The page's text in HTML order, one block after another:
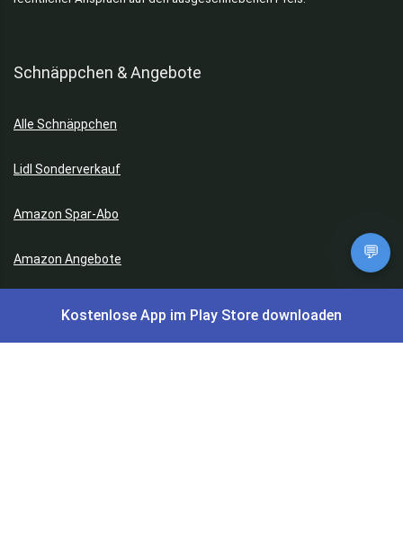
Schnäppchen & Angebote
Alle Schnäppchen
Lidl Sonderverkauf
Amazon Spar-Abo
Amazon Angebote 💬
Kostenlose App im Play Store downloaden